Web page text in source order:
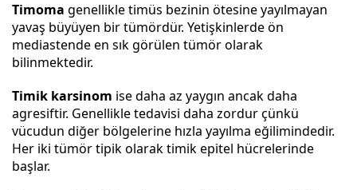
Timoma genellikle timüs bezinin ötesine yayılmayan
yavaş büyüyen bir tümördür. Yetişkinlerde ön
mediastende en sık görülen tümör olarak
bilinmektedir.
Timik karsinom ise daha az yaygın ancak daha
agresiftir. Genellikle tedavisi daha zordur çünkü
vücudun diğer bölgelerine hızla yayılma eğilimindedir.
Her iki tümör tipik olarak timik epitel hücrelerinde
başlar.